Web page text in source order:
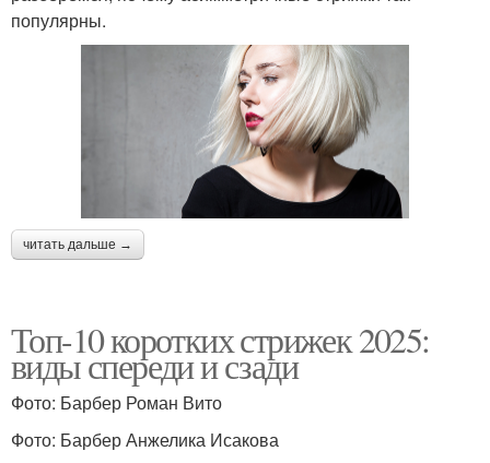
популярны.
читать дальше →
Топ-10 коротких стрижек 2025:
виды спереди и сзади
Фото: Барбер Роман Вито
Фото: Барбер Анжелика Исакова